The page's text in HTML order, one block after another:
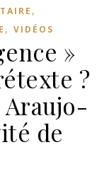
,
, VIDÉOS
»
?
de